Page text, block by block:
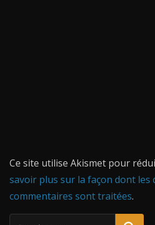
Ce site utilise Akismet pour
savoir plus sur la façon dont les
commentaires sont traitées.